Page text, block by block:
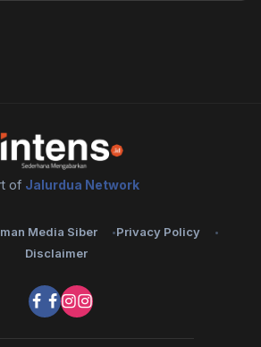
of Jalurdua Network
Media Siber
Privacy Policy
Disclaimer